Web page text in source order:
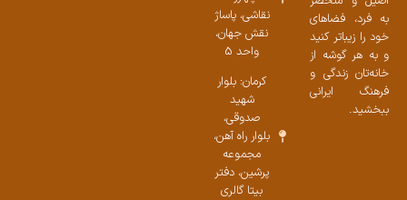
به فرد، فضاهای
خود را زیباتر کنید
و به هر گوشه از
خانه‌تان زندگی و
فرهنگ ایرانی
ببخشید.
نقاشی، پاساژ
نقش جهان،
واحد 5
کرمان: بلوار
شهید
صدوقی،
بلوار راه آهن،
مجموعه
پرشین،‌ دفتر
بیتا گالری